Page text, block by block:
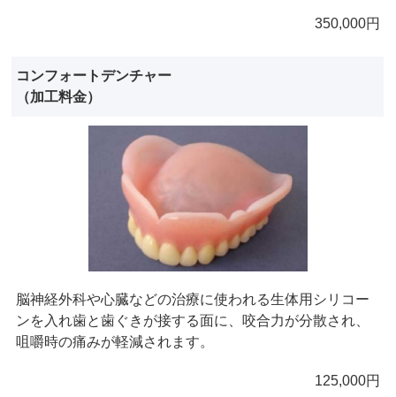
350,000円
コンフォートデンチャー
（加工料金）
脳神経外科や心臓などの治療に使われる生体用シリコー
ンを入れ歯と歯ぐきが接する面に、咬合力が分散され、
咀嚼時の痛みが軽減されます。
125,000円